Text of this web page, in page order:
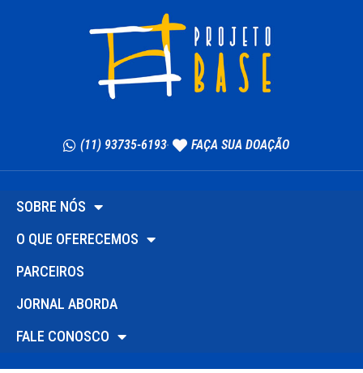
(11) 93735-6193 FAÇA SUA DOAÇÃO
SOBRE NÓS
O QUE OFERECEMOS
PARCEIROS
JORNAL ABORDA
FALE CONOSCO